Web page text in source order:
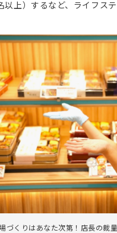
以上）するなど、ライフス
づくりはあなた次第！店長の裁